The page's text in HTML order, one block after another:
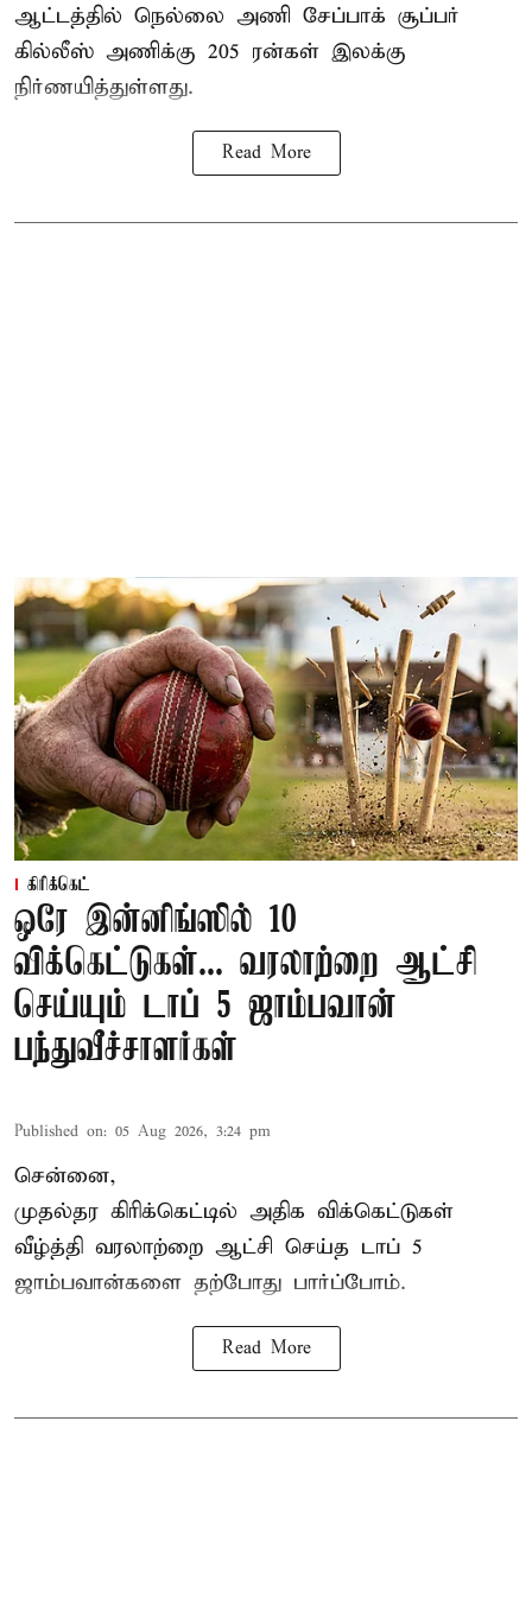
ஆட்டத்தில் நெல்லை அணி சேப்பாக் சூப்பர்
கில்லீஸ் அணிக்கு 205 ரன்கள் இலக்கு
நிர்ணயித்துள்ளது.
Read More
கிரிக்கெட்
ஒரே இன்னிங்ஸில் 10
விக்கெட்டுகள்... வரலாற்றை ஆட்சி
செய்யும் டாப் 5 ஜாம்பவான்
பந்துவீச்சாளர்கள்
Published on: 05 Aug 2026, 3:24 pm
சென்னை,
முதல்தர கிரிக்கெட்டில் அதிக விக்கெட்டுகள்
வீழ்த்தி வரலாற்றை ஆட்சி செய்த டாப் 5
ஜாம்பவான்களை தற்போது பார்ப்போம்.
Read More